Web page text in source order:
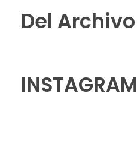
Del Archivo
INSTAGRAM